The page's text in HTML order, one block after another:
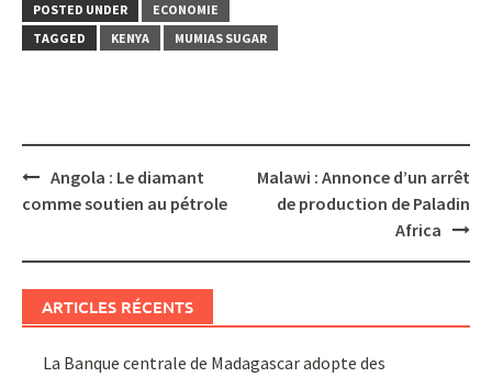
POSTED UNDER
ECONOMIE
TAGGED
KENYA MUMIAS SUGAR
Post
navigation
Angola : Le diamant
comme soutien au pétrole
Malawi : Annonce d’un arrêt
de production de Paladin
Africa
ARTICLES RÉCENTS
La Banque centrale de Madagascar adopte des